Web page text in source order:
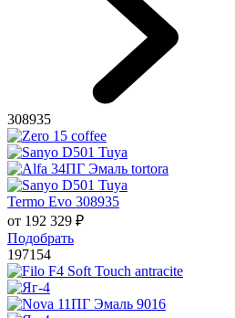
308935
Termo Evo 308935
от 192 329 ₽
Подобрать
197154